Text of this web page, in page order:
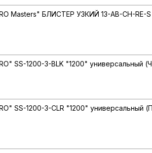
Masters" БЛИСТЕР УЗКИЙ 13-AB-CH-RE-
SS-1200-3-BLK "1200" универсальный
SS-1200-3-CLR "1200" универсальный